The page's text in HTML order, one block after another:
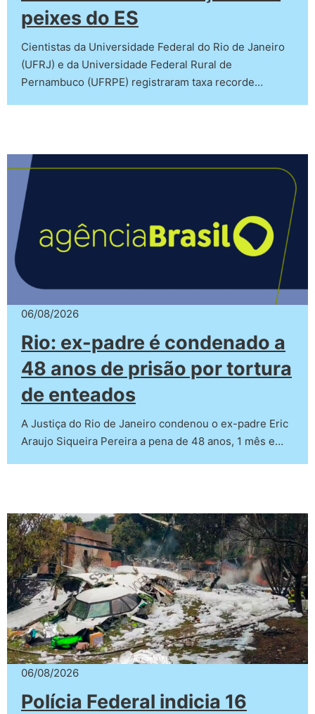
peixes do ES
Cientistas da Universidade Federal do Rio de Janeiro
(UFRJ) e da Universidade Federal Rural de
Pernambuco (UFRPE) registraram taxa recorde…
06/08/2026
Rio: ex-padre é condenado a
48 anos de prisão por tortura
de enteados
A Justiça do Rio de Janeiro condenou o ex-padre Eric
Araujo Siqueira Pereira a pena de 48 anos, 1 mês e…
06/08/2026
Polícia Federal indicia 16